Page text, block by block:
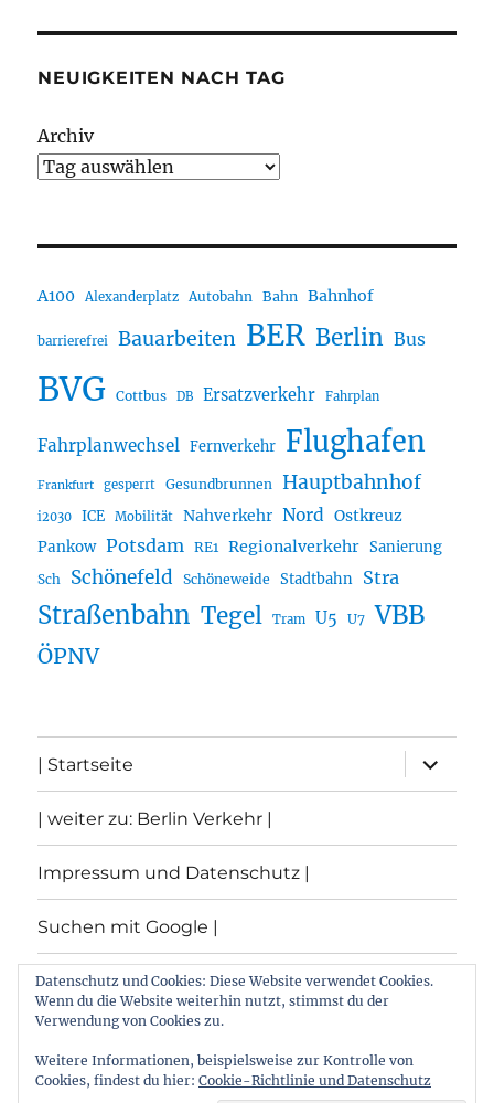
NEUIGKEITEN NACH TAG
Archiv
A100 Alexanderplatz Autobahn Bahn Bahnhof
barrierefrei Bauarbeiten BER Berlin Bus
BVG Cottbus DB Ersatzverkehr Fahrplan
Fahrplanwechsel Fernverkehr Flughafen
Frankfurt gesperrt Gesundbrunnen Hauptbahnhof
i2030 ICE Mobilität Nahverkehr Nord Ostkreuz
Pankow Potsdam RE1 Regionalverkehr Sanierung
Sch Schönefeld Schöneweide Stadtbahn Stra
Straßenbahn Tegel Tram U5 U7 VBB
ÖPNV
| Startseite
öffnen
| weiter zu: Berlin Verkehr |
Impressum und Datenschutz |
Suchen mit Google |
Themen
Datenschutz und Cookies: Diese Website verwendet Cookies.
Wenn du die Website weiterhin nutzt, stimmst du der
Verwendung von Cookies zu.
Weitere Informationen, beispielsweise zur Kontrolle von
Cookies, findest du hier: Cookie-Richtlinie und Datenschutz